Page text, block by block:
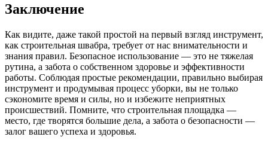
Заключение
Как видите, даже такой простой на первый взгляд инструмент,
как строительная швабра, требует от нас внимательности и
знания правил. Безопасное использование — это не тяжелая
рутина, а забота о собственном здоровье и эффективности
работы. Соблюдая простые рекомендации, правильно выбирая
инструмент и продумывая процесс уборки, вы не только
сэкономите время и силы, но и избежите неприятных
происшествий. Помните, что строительная площадка —
место, где творятся большие дела, а забота о безопасности —
залог вашего успеха и здоровья.